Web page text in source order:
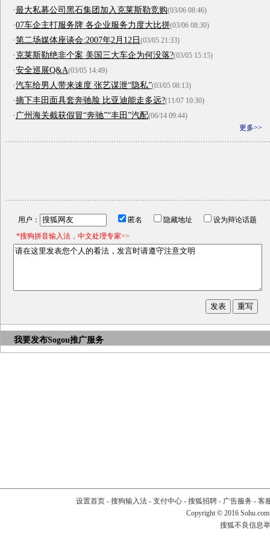
·最大私募公司黑石集团加入克莱斯勒竞购(03/06 08:46)
·07车企主打服务牌 各企业服务力度大比拼(03/06 08:30)
·第二场媒体座谈会:2007年2月12日(03/05 21:33)
·克莱斯勒绝非个案 美国三大车企为何没落?(03/05 15:15)
·安全巡展Q&A(03/05 14:49)
·汽车给男人带来速度 张艺谋泄“隐私”(03/05 08:13)
·摘下丰田面具套奔驰脸 比亚迪能走多远?(11/07 10:30)
· 广州海关截获假冒“奔驰”“丰田”汽配(06/14 09:44)
更多>>
用户： 匿名 隐藏地址
设为辩论话题
*搜狗拼音输入法，中文处理专家>>
我要发布Sogou推广服务
设置首页- 搜狗输入法- 支付中心- 搜狐招聘- 广告服务 - 客
Copyright © 2016
搜狐不良信息